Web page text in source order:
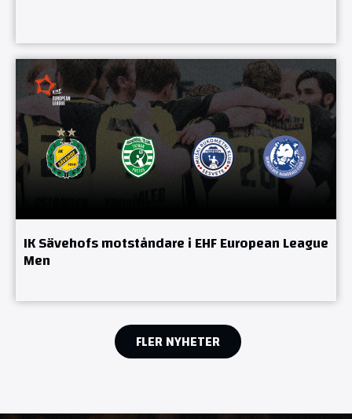
IK Sävehofs motståndare i EHF European League
Men
FLER NYHETER